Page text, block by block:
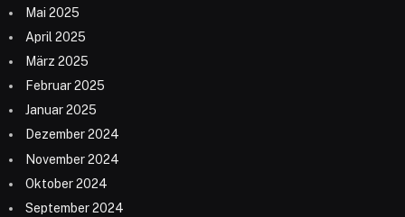
Mai 2025
April 2025
März 2025
Februar 2025
Januar 2025
Dezember 2024
November 2024
Oktober 2024
September 2024